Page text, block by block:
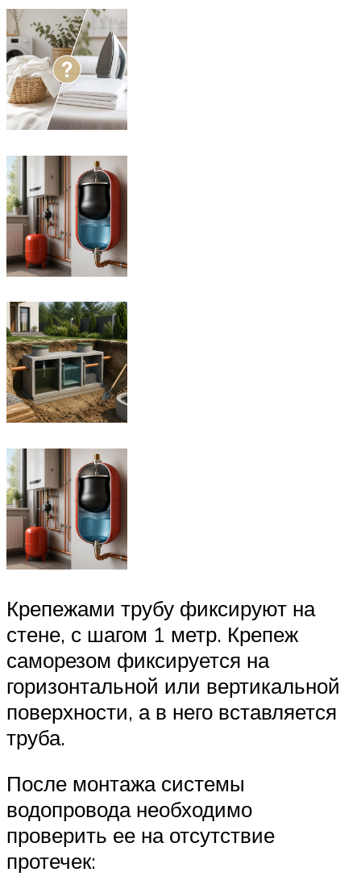
Крепежами трубу фиксируют на
стене, с шагом 1 метр. Крепеж
саморезом фиксируется на
горизонтальной или вертикальной
поверхности, а в него вставляется
труба.
После монтажа системы
водопровода необходимо
проверить ее на отсутствие
протечек: